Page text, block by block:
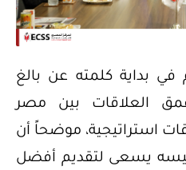
في بداية كلمته عن بالغ
العلاقات بين مصر
استراتيجية، موضحاً أن
يسعى لتقديم أفضل